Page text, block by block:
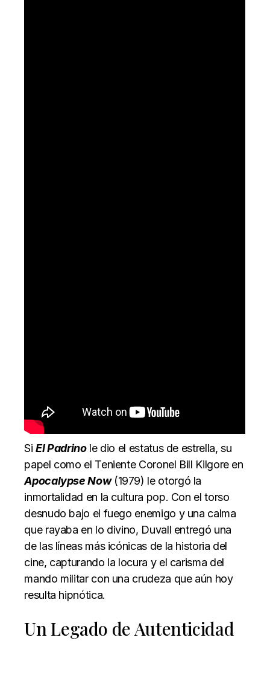
SiEl Padrinole dio el estatus de estrella, su
papel como el Teniente Coronel Bill Kilgore en
Apocalypse Now(1979) le otorgó la
inmortalidad en la cultura pop. Con el torso
desnudo bajo el fuego enemigo y una calma
que rayaba en lo divino, Duvall entregó una
de las líneas más icónicas de la historia del
cine, capturando la locura y el carisma del
mando militar con una crudeza que aún hoy
resulta hipnótica.
Un Legado de Autenticidad